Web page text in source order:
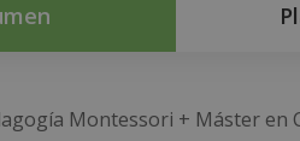
Montessori + Máster